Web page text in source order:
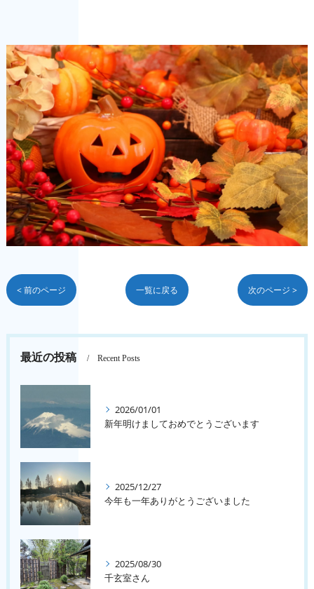
< 前のページ 一覧に戻る 次のページ >
最近の投稿 Recent Posts
2026/01/01
新年明けましておめでとうございます
2025/12/27
今年も一年ありがとうございました
2025/08/30
千玄室さん